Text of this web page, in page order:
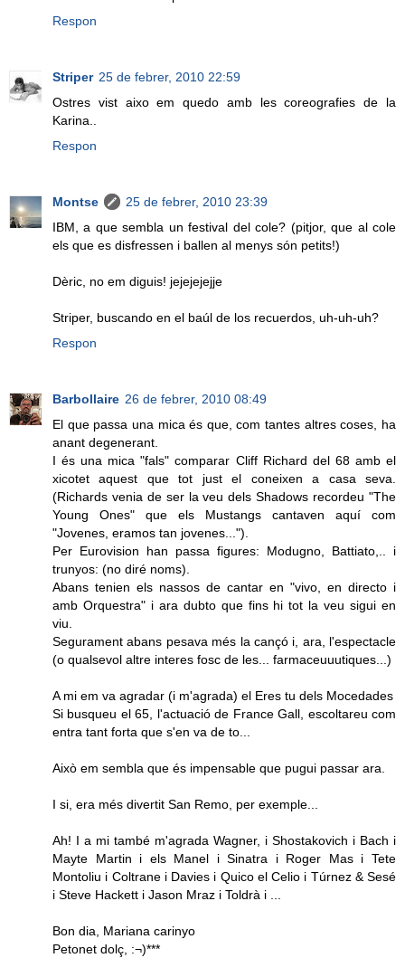
Respon
Striper 25 de febrer, 2010 22:59
Ostres vist aixo em quedo amb les coreografies de la
Karina..
Respon
Montse
25 de febrer, 2010 23:39
IBM, a que sembla un festival del cole? (pitjor, que al cole
els que es disfressen i ballen al menys són petits!)
Dèric, no em diguis! jejejejejje
Striper, buscando en el baúl de los recuerdos, uh-uh-uh?
Respon
Barbollaire 26 de febrer, 2010 08:49
El que passa una mica és que, com tantes altres coses, ha
anant degenerant.
I és una mica "fals" comparar Cliff Richard del 68 amb el
xicotet aquest que tot just el coneixen a casa seva.
(Richards venia de ser la veu dels Shadows recordeu "The
Young Ones" que els Mustangs cantaven aquí com
"Jovenes, eramos tan jovenes...").
Per Eurovision han passa figures: Modugno, Battiato,.. i
trunyos: (no diré noms).
Abans tenien els nassos de cantar en "vivo, en directo i
amb Orquestra" i ara dubto que fins hi tot la veu sigui en
viu.
Segurament abans pesava més la cançó i, ara, l'espectacle
(o qualsevol altre interes fosc de les... farmaceuuutiques...)
A mi em va agradar (i m'agrada) el Eres tu dels Mocedades
Si busqueu el 65, l'actuació de France Gall, escoltareu com
entra tant forta que s'en va de to...
Això em sembla que és impensable que pugui passar ara.
I si, era més divertit San Remo, per exemple...
Ah! I a mi també m'agrada Wagner, i Shostakovich i Bach i
Mayte Martin i els Manel i Sinatra i Roger Mas i Tete
Montoliu i Coltrane i Davies i Quico el Celio i Túrnez & Sesé
i Steve Hackett i Jason Mraz i Toldrà i ...
Bon dia, Mariana carinyo
Petonet dolç, :¬)***